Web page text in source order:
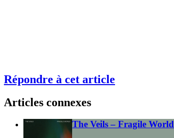
Répondre à cet article
Articles connexes
The Veils – Fragile World